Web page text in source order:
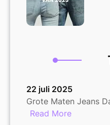
Dames
22 juli 2025
Grote Maten Jeans
Read More: